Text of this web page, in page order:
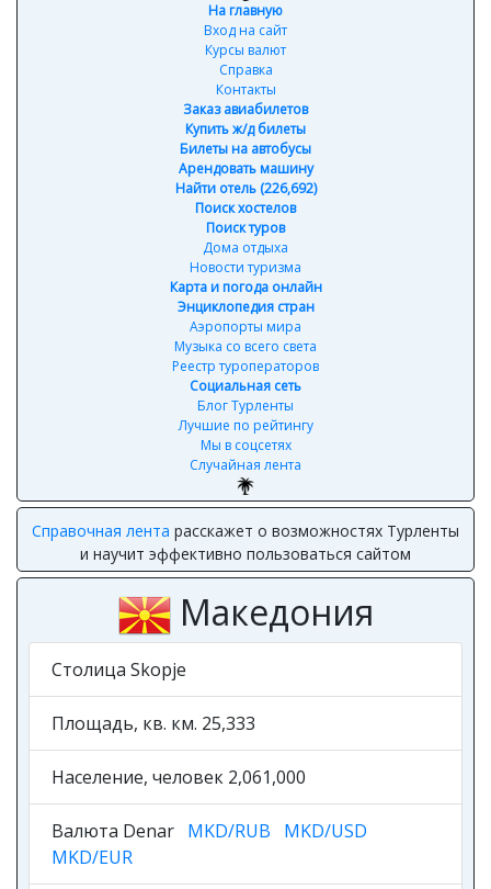
На главную
Вход на сайт
Курсы валют
Справка
Контакты
Заказ авиабилетов
Купить ж/д билеты
Билеты на автобусы
Арендовать машину
Найти отель (226,692)
Поиск хостелов
Поиск туров
Дома отдыха
Новости туризма
Карта и погода онлайн
Энциклопедия стран
Аэропорты мира
Музыка со всего света
Реестр туроператоров
Социальная сеть
Блог Турленты
Лучшие по рейтингу
Мы в соцсетях
Случайная лента
Справочная лента расскажет о возможностях Турленты
и научит эффективно пользоваться сайтом
Македония
Столица Skopje
Площадь, кв. км. 25,333
Население, человек 2,061,000
Валюта Denar MKD/RUB
MKD/USD
MKD/EUR